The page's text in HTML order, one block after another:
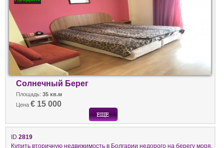
Солнечный Берег
Площадь: 35 кв.м
Цена € 15 000
ID 2819
Купить вторичную недвижимость в Болгарии недорого на берегу моря.